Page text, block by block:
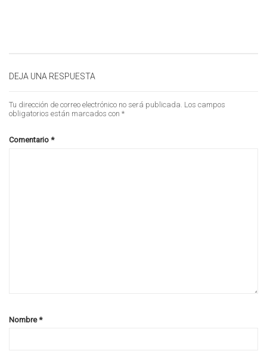
DEJA UNA RESPUESTA
Tu dirección de correo electrónico no será publicada. Los campos
obligatorios están marcados con *
Comentario *
Nombre*